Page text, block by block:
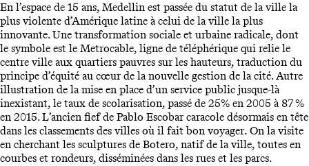
En l’espace de 15 ans, Medellin est passée du statut de la ville la
plus violente d’Amérique latine à celui de la ville la plus
innovante. Une transformation sociale et urbaine radicale, dont
le symbole est le Metrocable, ligne de téléphérique qui relie le
centre ville aux quartiers pauvres sur les hauteurs, traduction du
principe d’équité au cœur de la nouvelle gestion de la cité. Autre
illustration de la mise en place d’un service public jusque-là
inexistant, le taux de scolarisation, passé de 25% en 2005 à 87 %
en 2015. L’ancien fief de Pablo Escobar caracole désormais en tête
dans les classements des villes où il fait bon voyager. On la visite
en cherchant les sculptures de Botero, natif de la ville, toutes en
courbes et rondeurs, disséminées dans les rues et les parcs.